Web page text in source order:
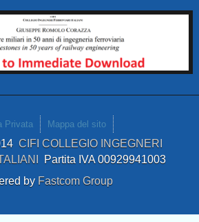
Privata Mappa del sito
CIFI COLLEGIO INGEGNERI
Partita IVA 00929941003
by Fastcom Group